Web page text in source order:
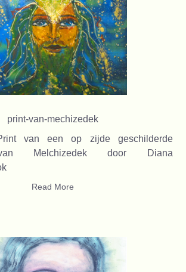
print-van-mechizedek
van een op zijde geschilderde
Melchizedek door Diana
Read More